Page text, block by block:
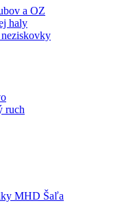
a OZ
haly
neziskovky
ruch
MHD Šaľa